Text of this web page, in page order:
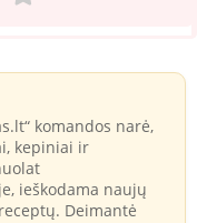
komandos narė,
kepiniai ir
ieškodama naujų
Deimantė